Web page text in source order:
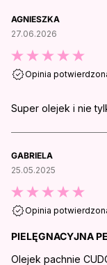
AGNIESZKA
27.06.2026
Opinia
Super olejek i nie
GABRIELA
25.05.2025
Opinia
PIELĘGNACYJNA
Olejek pachnie